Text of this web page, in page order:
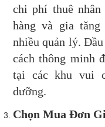
chi phí thuê
hàng và gia tăng
nhiều quản lý.
cách thông minh
tại các khu vui
dưỡng.
Chọn Mua Đơn